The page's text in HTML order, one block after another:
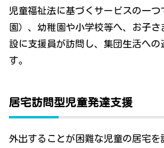
児童福祉法に基づくサービスの一
園）、幼稚園や小学校等へ、お子
設に支援員が訪問し、集団生活への
す。
居宅訪問型児童発達支援
外出することが困難な児童の居宅を